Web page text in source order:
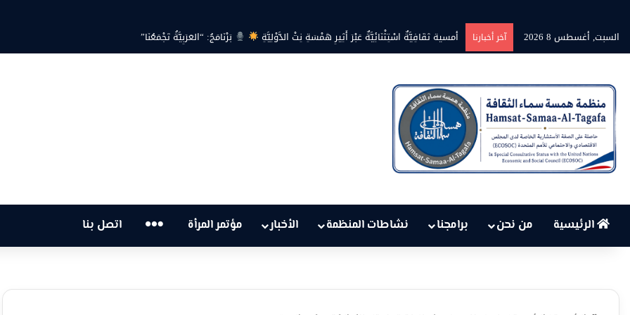
السبت, أغسطس 8 2026
آخر أخبارنا بين حرارة السماء وعجز البنية التحتية… هل أصبحت أزمة الكهرباء في تونس تهدد الحق في الحياة؟
الرئيسية من نحن برامجنا نشاطات المنظمة الأخبار مؤتمر المرأة … اتصل بنا